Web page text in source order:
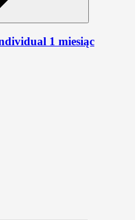
1 miesiąc